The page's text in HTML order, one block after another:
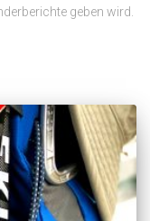
geben wird.